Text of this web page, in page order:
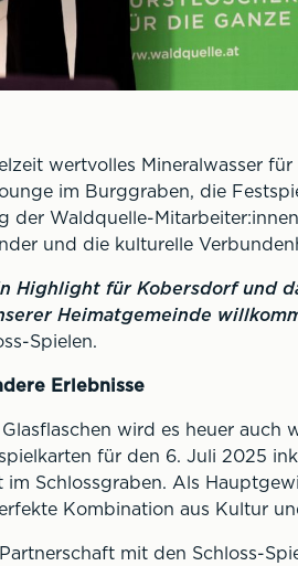
wertvolles Mineralwasser
im Burggraben, die
der Waldquelle-
und die kulturelle
Highlight für Kobersdorf und
Heimatgemeinde
Spielen.
Erlebnisse
wird es heuer auch
für den 6. Juli 2025
im Schlossgraben. Als
Kombination aus Kultur
mit den Schloss-